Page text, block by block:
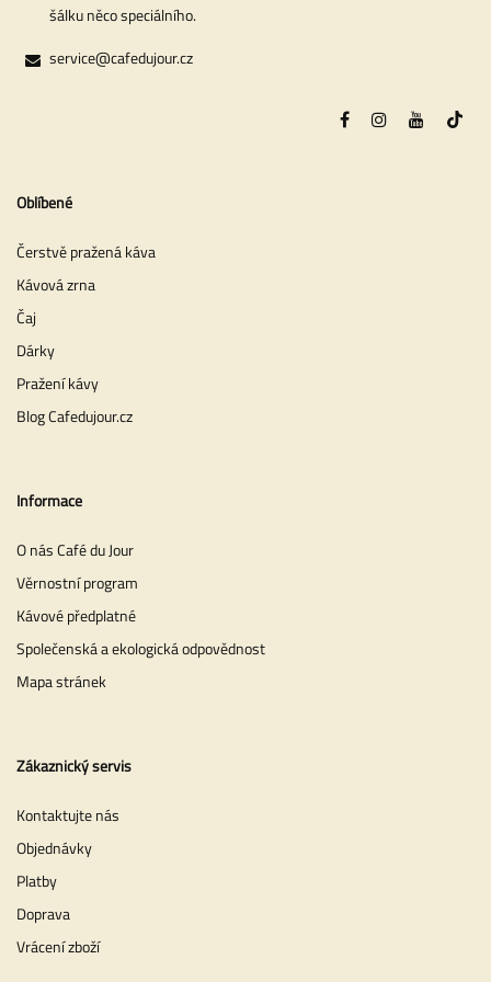
šálku něco speciálního.
service@cafedujour.cz
Oblíbené
Čerstvě pražená káva
Kávová zrna
Čaj
Dárky
Pražení kávy
Blog Cafedujour.cz
Informace
O nás Café du Jour
Věrnostní program
Kávové předplatné
Společenská a ekologická odpovědnost
Mapa stránek
Zákaznický servis
Kontaktujte nás
Objednávky
Platby
Doprava
Vrácení zboží